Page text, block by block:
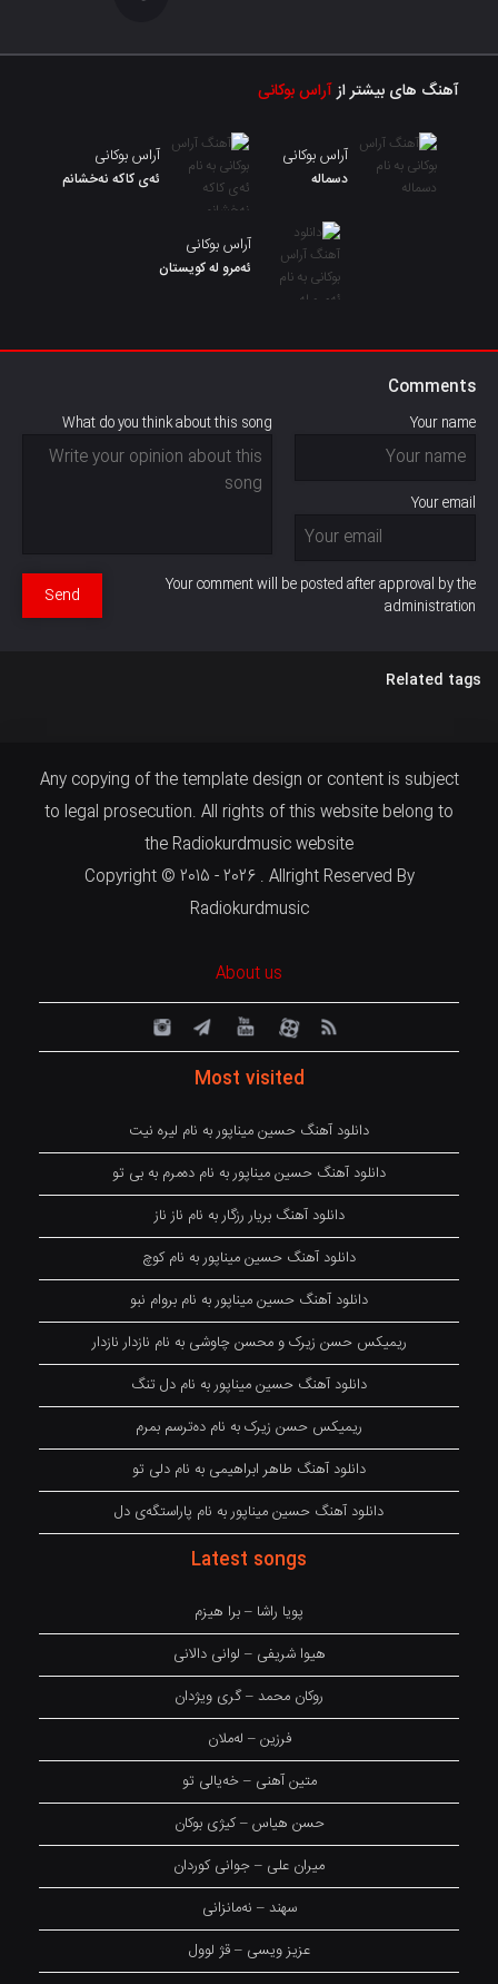
آهنگ های بیشتر ازآراس بوکانی
آراس بوکانی
دسماله
آراس بوکانی
ئەی کاکە نەخشانم
آراس بوکانی
ئه‌مرو له کویستان
Comments
Your name
Your email
What do you think about this song
Your comment will be posted after approval by the
administration
Send
Related tags
Any copying of the template design or content is subject
to legal prosecution. All rights of this website belong to
the Radiokurdmusic website
Copyright © 2015 - 2026 . Allright Reserved By
Radiokurdmusic
About us
Most visited
دانلود آهنگ حسین میناپور به نام لیره نیت
دانلود آهنگ حسین میناپور به نام دەمرم بە بی تو
دانلود آهنگ بریار رزگار به نام ناز ناز
دانلود آهنگ حسین میناپور به نام کوچ
دانلود آهنگ حسین میناپور به نام بروام نبو
ریمیکس حسن زیرک و محسن چاوشی به نام نازدار نازدار
دانلود آهنگ حسین میناپور به نام دل تنگ
ریمیکس حسن زیرک به نام دەترسم بمرم
دانلود آهنگ طاهر ابراهیمی به نام دلی تو
دانلود آهنگ حسین میناپور به نام پاراستگەی دل
Latest songs
پویا راشا – برا هیزم
هیوا شریفی – لوانی دالانی
روکان محمد – گری ویژدان
فرزین – لەملان
متین آهنی – خەیالی تو
حسن هیاس – کیژی بوکان
میران علی – جوانی کوردان
سهند – نەمانزانی
عزیز ویسی – قژ لوول